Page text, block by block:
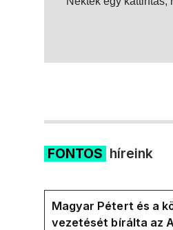
FONTOS híreink
Magyar Pétert és a
vezetését bírálta az